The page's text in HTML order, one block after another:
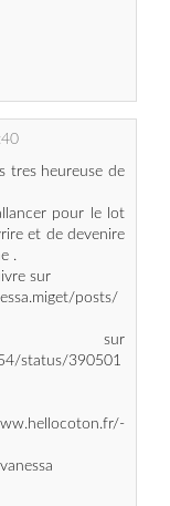
tres heureuse de
pour le lot
et de devenire
.
sur
posts/
status/390501